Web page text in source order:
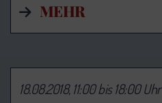
MEHR
18.08.2018, 11:00 bis 18:00 Uhr